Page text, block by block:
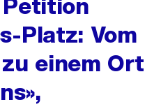
Platz: Vom
einem Ort